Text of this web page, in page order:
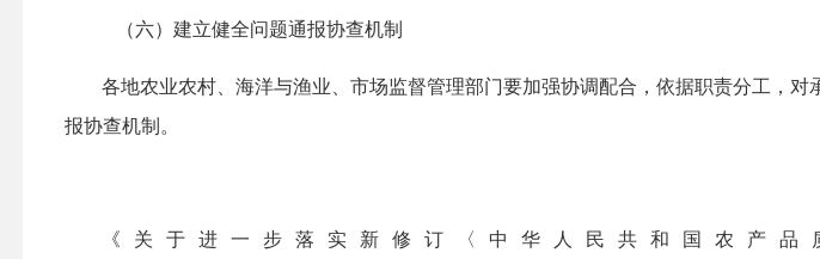
（六）建立健全问题通报协查机制
各地农业农村、海洋与渔业、市场监督管理部门要加强协调配合，依据职责分工，
报协查机制。
《关于进一步落实新修订〈中华人民共和国农产